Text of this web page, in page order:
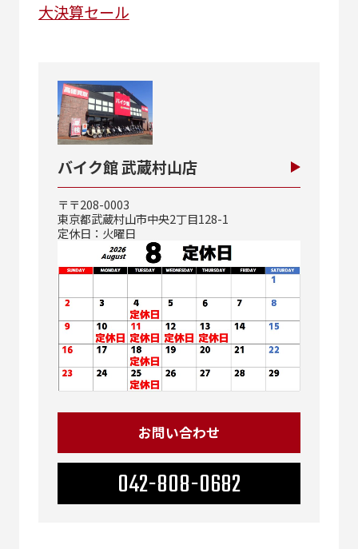
大決算セール
バイク館 武蔵村山店
〒〒208-0003
東京都武蔵村山市中央2丁目128-1
定休日：火曜日
お問い合わせ
042-808-0682